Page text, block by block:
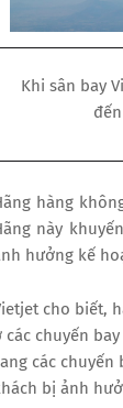
Khi sân bay
hàng
này
hưởng kế
cho biết,
các chuyến
các chuyến
bị ảnh